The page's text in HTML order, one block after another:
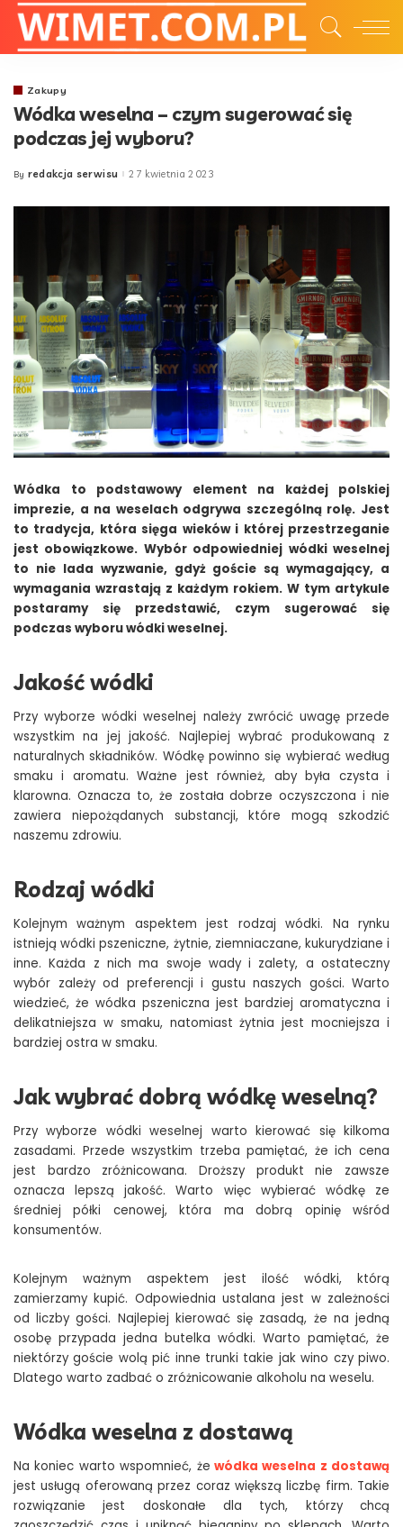
Zakupy
Wódka weselna – czym sugerować się
podczas jej wyboru?
Posted
By redakcja serwisu 27 kwietnia 2023
Wódka to podstawowy element na każdej polskiej
imprezie, a na weselach odgrywa szczególną rolę. Jest
to tradycja, która sięga wieków i której przestrzeganie
jest obowiązkowe. Wybór odpowiedniej wódki weselnej
to nie lada wyzwanie, gdyż goście są wymagający, a
wymagania wzrastają z każdym rokiem. W tym artykule
postaramy się przedstawić, czym sugerować się
podczas wyboru wódki weselnej.
Jakość wódki
Przy wyborze wódki weselnej należy zwrócić uwagę przede
wszystkim na jej jakość. Najlepiej wybrać produkowaną z
naturalnych składników. Wódkę powinno się wybierać według
smaku i aromatu. Ważne jest również, aby była czysta i
klarowna. Oznacza to, że została dobrze oczyszczona i nie
zawiera niepożądanych substancji, które mogą szkodzić
naszemu zdrowiu.
Rodzaj wódki
Kolejnym ważnym aspektem jest rodzaj wódki. Na rynku
istnieją wódki pszeniczne, żytnie, ziemniaczane, kukurydziane i
inne. Każda z nich ma swoje wady i zalety, a ostateczny
wybór zależy od preferencji i gustu naszych gości. Warto
wiedzieć, że wódka pszeniczna jest bardziej aromatyczna i
delikatniejsza w smaku, natomiast żytnia jest mocniejsza i
bardziej ostra w smaku.
Jak wybrać dobrą wódkę weselną?
Przy wyborze wódki weselnej warto kierować się kilkoma
zasadami. Przede wszystkim trzeba pamiętać, że ich cena
jest bardzo zróżnicowana. Droższy produkt nie zawsze
oznacza lepszą jakość. Warto więc wybierać wódkę ze
średniej półki cenowej, która ma dobrą opinię wśród
konsumentów.
Kolejnym ważnym aspektem jest ilość wódki, którą
zamierzamy kupić. Odpowiednia ustalana jest w zależności
od liczby gości. Najlepiej kierować się zasadą, że na jedną
osobę przypada jedna butelka wódki. Warto pamiętać, że
niektórzy goście wolą pić inne trunki takie jak wino czy piwo.
Dlatego warto zadbać o zróżnicowanie alkoholu na weselu.
Wódka weselna z dostawą
Na koniec warto wspomnieć, że wódka weselna z dostawą
jest usługą oferowaną przez coraz większą liczbę firm. Takie
rozwiązanie jest doskonałe dla tych, którzy chcą